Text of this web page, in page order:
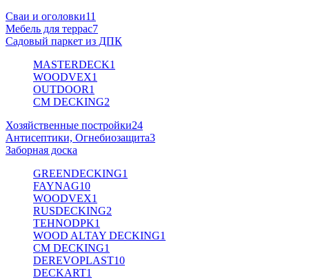
Сваи и оголовки11
Мебель для террас7
Садовый паркет из ДПК
MASTERDECK1
WOODVEX1
OUTDOOR1
CM DECKING2
Хозяйственные постройки24
Антисептики, Огнебиозащита3
Заборная доска
GREENDECKING1
FAYNAG10
WOODVEX1
RUSDECKING2
TEHNODPK1
WOOD ALTAY DECKING1
CM DECKING1
DEREVOPLAST10
DECKART1